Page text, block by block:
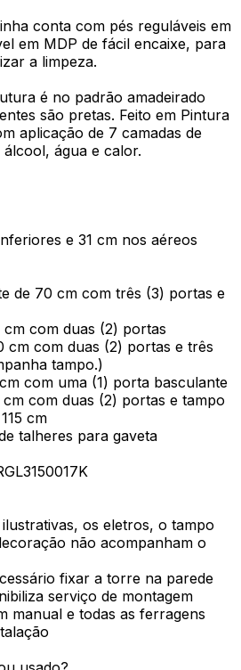
conta com pés reguláveis em
em MDP de fácil encaixe, para
a limpeza.
é no padrão amadeirado
são pretas. Feito em Pintura
aplicação de 7 camadas de
água e calor.
e 31 cm nos aéreos
de 70 cm com três (3) portas e
com duas (2) portas
cm com duas (2) portas e três
tampo.)
com uma (1) porta basculante
com duas (2) portas e tampo
cm
talheres para gaveta
os eletros, o tampo
não acompanham o
fixar a torre na parede
serviço de montagem
manual e todas as ferragens